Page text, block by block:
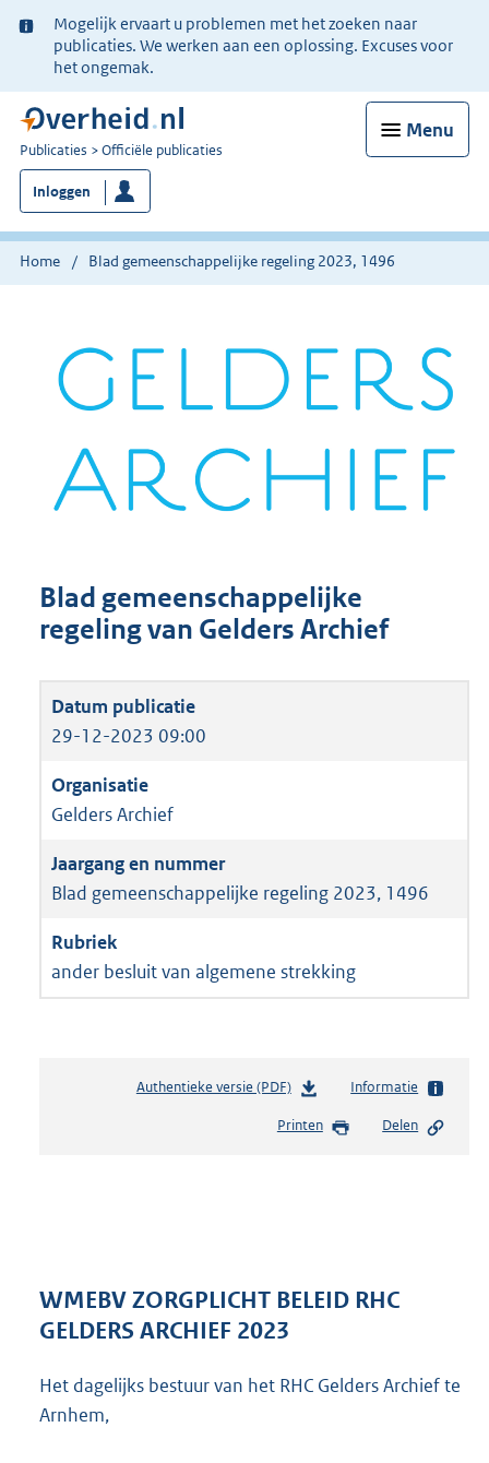
Ter
informatie:
Mogelijk ervaart u problemen met het zoeken naar
publicaties. We werken aan een oplossing. Excuses voor
het ongemak.
Menu
U
bent
nu
hier:
Publicaties Officiële publicaties
Inloggen
Home Blad gemeenschappelijke regeling 2023, 1496
Blad gemeenschappelijke
regeling van Gelders Archief
29-12-2023 09:00
Gelders Archief
Blad gemeenschappelijke regeling 2023, 1496
ander besluit van algemene strekking
Authentieke versie (PDF)b
s
r
t
Informatie
Printen Delen
WMEBV ZORGPLICHT BELEID RHC
GELDERS ARCHIEF 2023
Het dagelijks bestuur van het RHC Gelders Archief te
Arnhem,